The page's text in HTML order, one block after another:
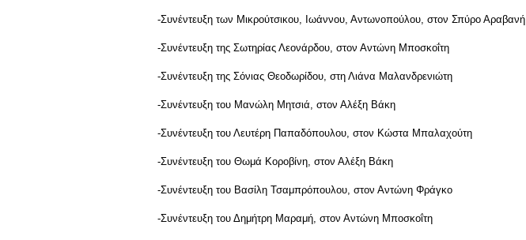
-Συνέντευξη των Μικρούτσικου, Ιωάννου, Αντωνοπούλου, στον Σπύρο Αραβανή
-Συνέντευξη της Σωτηρίας Λεονάρδου, στον Αντώνη Μποσκοΐτη
-Συνέντευξη της Σόνιας Θεοδωρίδου, στη Λιάνα Μαλανδρενιώτη
-Συνέντευξη του Μανώλη Μητσιά, στον Αλέξη Βάκη
-Συνέντευξη του Λευτέρη Παπαδόπουλου, στον Κώστα Μπαλαχούτη
-Συνέντευξη του Θωμά Κοροβίνη, στον Αλέξη Βάκη
-Συνέντευξη του Βασίλη Τσαμπρόπουλου, στον Αντώνη Φράγκο
-Συνέντευξη του Δημήτρη Μαραμή, στον Αντώνη Μποσκοΐτη